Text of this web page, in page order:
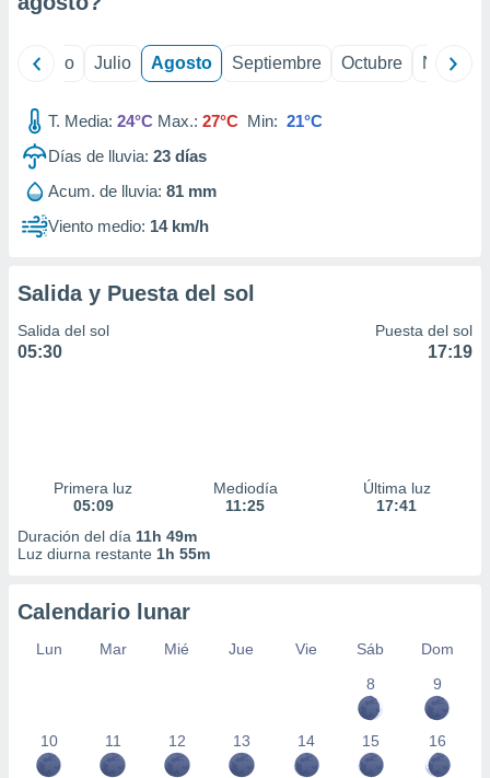
mediante
publicidad
publicidad
1199
Junio Julio Agosto Septiembre Octubre
T. Media: 24°C Max.: 27°C Min: 21°C
Días de lluvia: 23 días
Acum. de lluvia: 81 mm
Viento medio: 14 km/h
Salida y Puesta del sol
Salida del sol
05:30
Puesta del sol
17:19
Primera luz
05:09
Mediodía
11:25
Última luz
17:41
Duración del día 11h 49m
Luz diurna restante 1h 55m
Calendario lunar
Lun Mar Mié Jue Vie Sáb
Dom
8
9
10 11 12 13 14 15 16